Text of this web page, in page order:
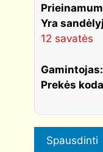
quantity
Yra
12 savatės
Prekės
Spausdinti